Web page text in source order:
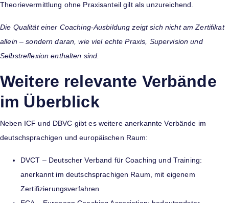
Theorievermittlung ohne Praxisanteil gilt als unzureichend.
Die Qualität einer Coaching-Ausbildung zeigt sich nicht am Zertifikat
allein – sondern daran, wie viel echte Praxis, Supervision und
Selbstreflexion enthalten sind.
Weitere relevante Verbände
im Überblick
Neben ICF und DBVC gibt es weitere anerkannte Verbände im
deutschsprachigen und europäischen Raum:
DVCT – Deutscher Verband für Coaching und Training:
anerkannt im deutschsprachigen Raum, mit eigenem
Zertifizierungsverfahren